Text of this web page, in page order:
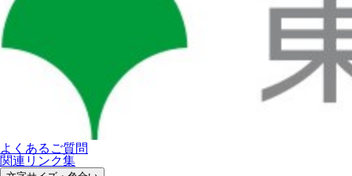
よくあるご質問
関連リンク集